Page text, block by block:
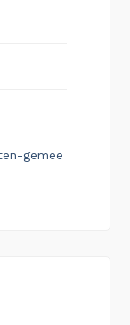
gemee